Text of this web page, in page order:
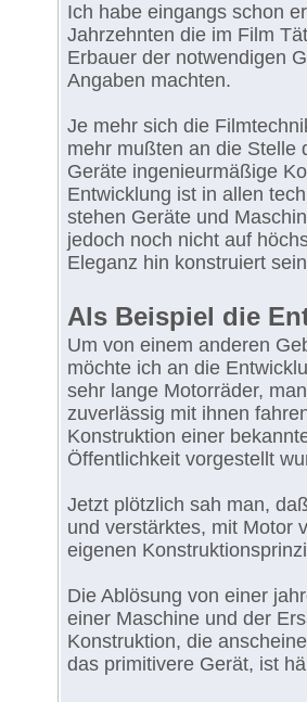
Ich habe eingangs schon
Jahrzehnten die im Film
Erbauer der notwendigen
Angaben machten.
Je mehr sich die
mehr mußten an die Stelle
Geräte ingenieurmäßige
Entwicklung ist in allen
stehen Geräte und
jedoch noch nicht auf
Eleganz hin konstruiert
Als Beispiel die
Um von einem anderen
möchte ich an die
sehr lange Motorräder,
zuverlässig mit ihnen
Konstruktion einer
Öffentlichkeit vorgestellt
Jetzt plötzlich sah man,
und verstärktes, mit Motor
eigenen
Die Ablösung von einer
einer Maschine und der
Konstruktion, die
das primitivere Gerät, ist